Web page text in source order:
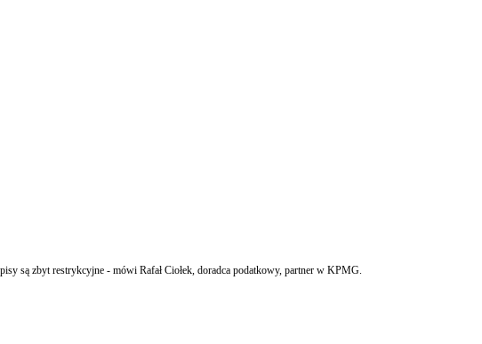
są zbyt restrykcyjne - mówi Rafał Ciołek, doradca podatkowy, partner w KPMG.